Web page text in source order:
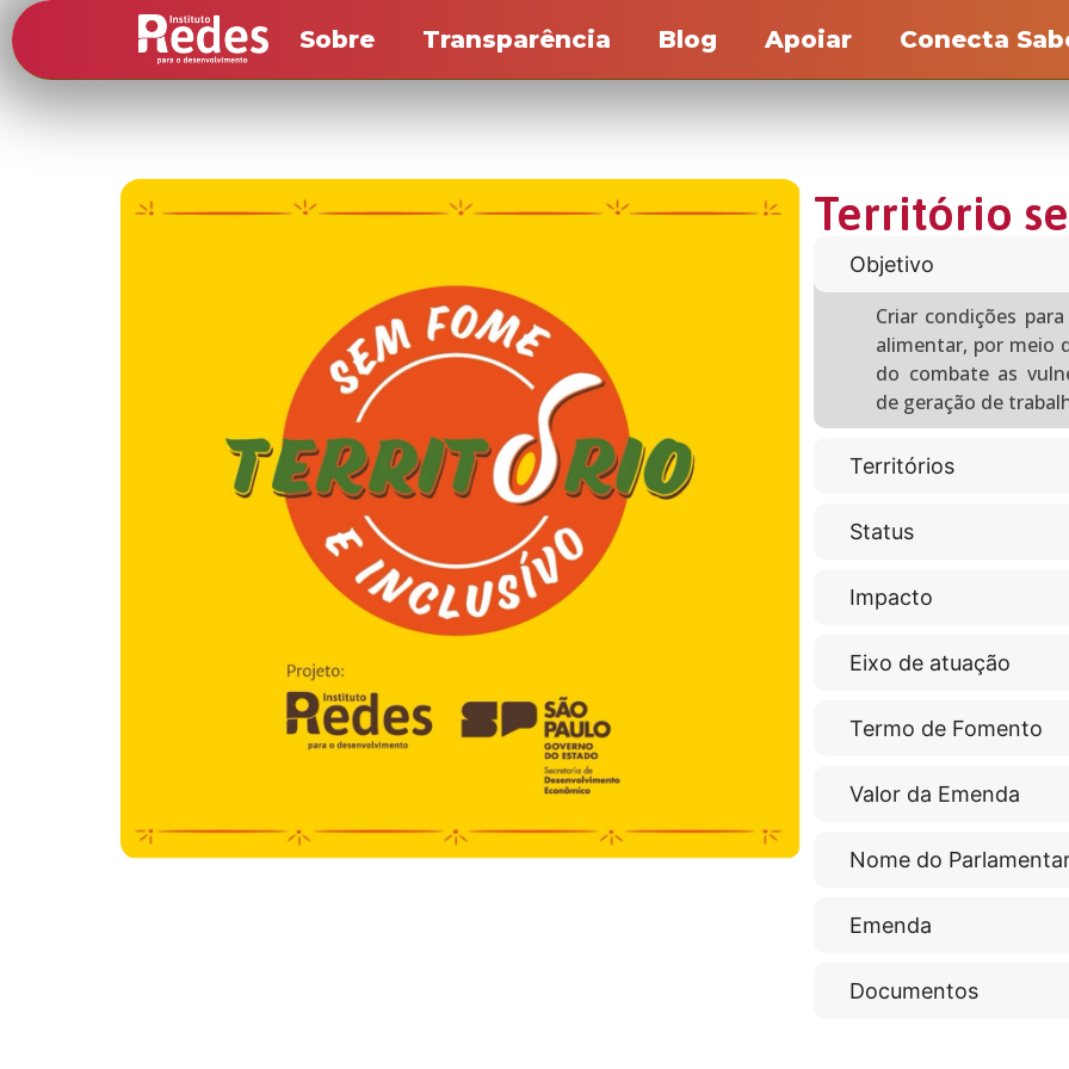
Sobre Transparência Blog Apoiar Conecta
Território
Objetivo
Criar condições
alimentar, por meio
do combate as
de geração de
Territórios
Status
Impacto
Eixo de atuação
Termo de Fomento
Valor da Emenda
Nome do
Emenda
Documentos